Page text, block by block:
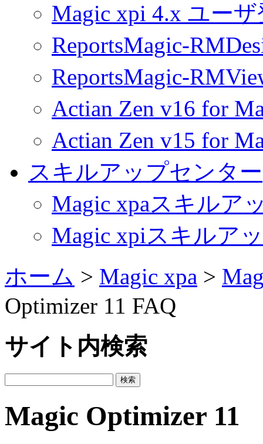
Magic xpi 4.x ユー
ReportsMagic-
ReportsMagic-
Actian Zen v16 for
Actian Zen v15 for
スキルアップセンター
Magic xpaスキルア
Magic xpiスキルア
ホーム > Magic xpa >
Optimizer 11 FAQ
サイト内検索
Magic Optimizer